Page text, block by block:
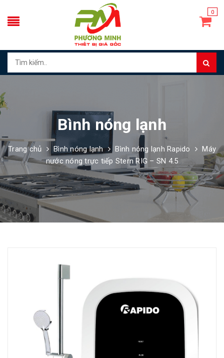
0
Bình nóng lạnh
Trang chủ Bình nóng lạnh Bình nóng lạnh Rapido
Máy
nước nóng trực tiếp Stern RIG – SN 4.5